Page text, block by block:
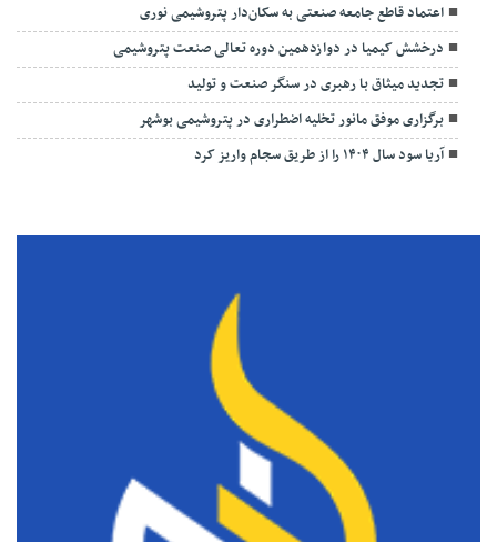
اعتماد قاطع جامعه صنعتی به سکان‌دار پتروشیمی نوری
درخشش کیمیا در دوازدهمین دوره تعالی صنعت پتروشیمی
تجدید میثاق با رهبری در سنگر صنعت و تولید
برگزاری موفق مانور تخلیه اضطراری در پتروشیمی بوشهر
آریا سود سال ۱۴۰۴ را از طریق سجام واریز کرد